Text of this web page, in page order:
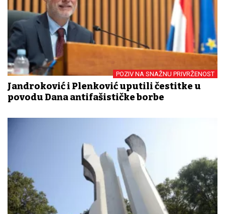
POZIV NA SNAŽNU PRIVRŽENOST
Jandroković i Plenković uputili čestitke u
povodu Dana antifašističke borbe